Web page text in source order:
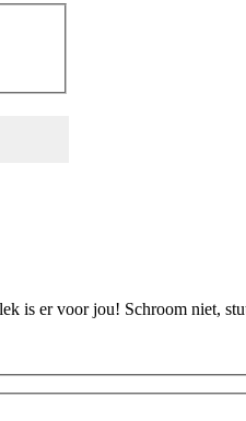
is er voor jou! Schroom niet,